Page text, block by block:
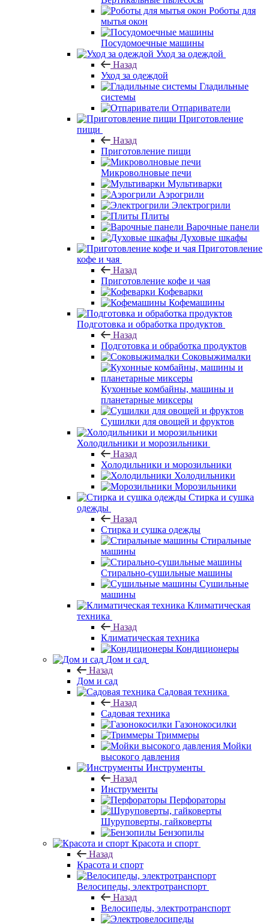
Роботы для
мытья окон
Посудомоечные машины
Уход за одеждой
Назад
Уход за одеждой
Гладильные
системы
Отпариватели
Приготовление
пищи
Назад
Приготовление пищи
Микроволновые печи
Мультиварки
Аэрогрили
Электрогрили
Плиты
Варочные панели
Духовые шкафы
Приготовление
кофе и чая
Назад
Приготовление кофе и чая
Кофеварки
Кофемашины
Подготовка и обработка продуктов
Назад
Подготовка и обработка продуктов
Соковыжималки
Кухонные комбайны, машины и
планетарные миксеры
Сушилки для овощей и фруктов
Холодильники и морозильники
Назад
Холодильники и морозильники
Холодильники
Морозильники
Стирка и сушка
одежды
Назад
Стирка и сушка одежды
Стиральные
машины
Стирально-сушильные машины
Сушильные
машины
Климатическая
техника
Назад
Климатическая техника
Кондиционеры
Дом и сад
Назад
Дом и сад
Садовая техника
Назад
Садовая техника
Газонокосилки
Триммеры
Мойки
высокого давления
Инструменты
Назад
Инструменты
Перфораторы
Шуруповерты, гайковерты
Бензопилы
Красота и спорт
Назад
Красота и спорт
Велосипеды, электротранспорт
Назад
Велосипеды, электротранспорт